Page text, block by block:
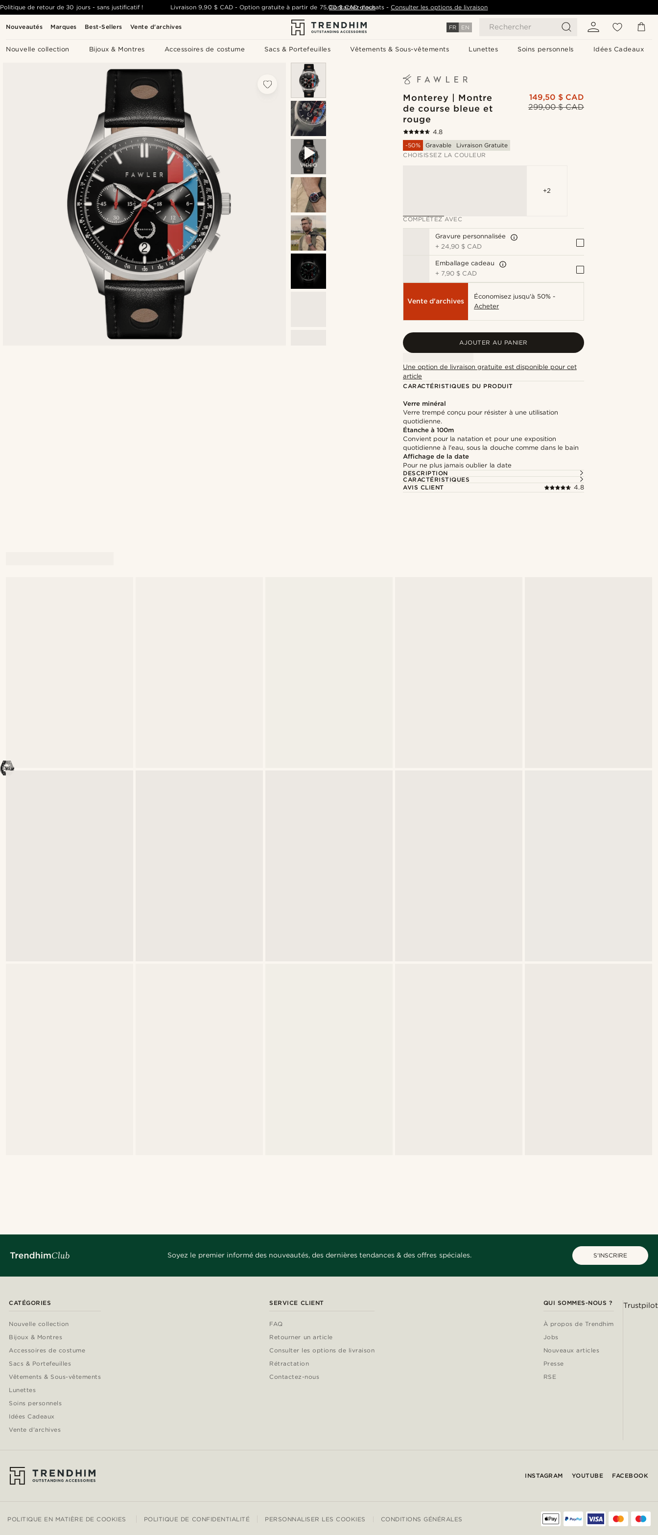
Nouveautés Marques Best-Sellers Vente d'archives FR EN Rechercher
Nouvelle collection Bijoux & Montres Accessoires de costume Sacs & Portefeuilles Vêtements & Sous-vêtements Lunettes Soins personnels Idées Cadeaux
Politique de retour de 30 jours - sans justificatif ! Livraison 9,90 $ CAD-Option gratuite à partir de 75,00 $ CAD d'achats - Consulter les options de livraison
Contactez-nous
VIDEO
Monterey | Montre
de course bleue et
rouge
299,00 $ CAD
149,50 $ CAD
4.8
-50%
Gravable
Livraison Gratuite
CHOISISSEZ LA COULEUR
+2
COMPLÉTEZ AVEC
Gravure personnalisée
+ 24,90 $ CAD
Emballage cadeau
+ 7,90 $ CAD
Vente d'archives
Économisez jusqu'à 50% -
Acheter
AJOUTER AU PANIER
Une option de livraison gratuite est disponible pour cet
article
CARACTÉRISTIQUES DU PRODUIT
Verre minéral
Verre trempé conçu pour résister à une utilisation
quotidienne.
Étanche à 100m
Convient pour la natation et pour une exposition
quotidienne à l'eau, sous la douche comme dans le bain
Affichage de la date
Pour ne plus jamais oublier la date
DESCRIPTION
CARACTÉRISTIQUES
AVIS CLIENT
4.8
Soyez le premier informé des nouveautés, des dernières tendances & des offres spéciales. S'INSCRIRE
CATÉGORIES
Nouvelle collection
Bijoux & Montres
Accessoires de costume
Sacs & Portefeuilles
Vêtements & Sous-vêtements
Lunettes
Soins personnels
Idées Cadeaux
Vente d'archives
SERVICE CLIENT
FAQ
Retourner un article
Consulter les options de livraison
Rétractation
Contactez-nous
QUI SOMMES-NOUS ?
À propos de Trendhim
Jobs
Nouveaux articles
Presse
RSE
Trustpilot
INSTAGRAM YOUTUBE FACEBOOK
POLITIQUE EN MATIÈRE DE COOKIES POLITIQUE DE CONFIDENTIALITÉ PERSONNALISER LES COOKIES CONDITIONS GÉNÉRALES